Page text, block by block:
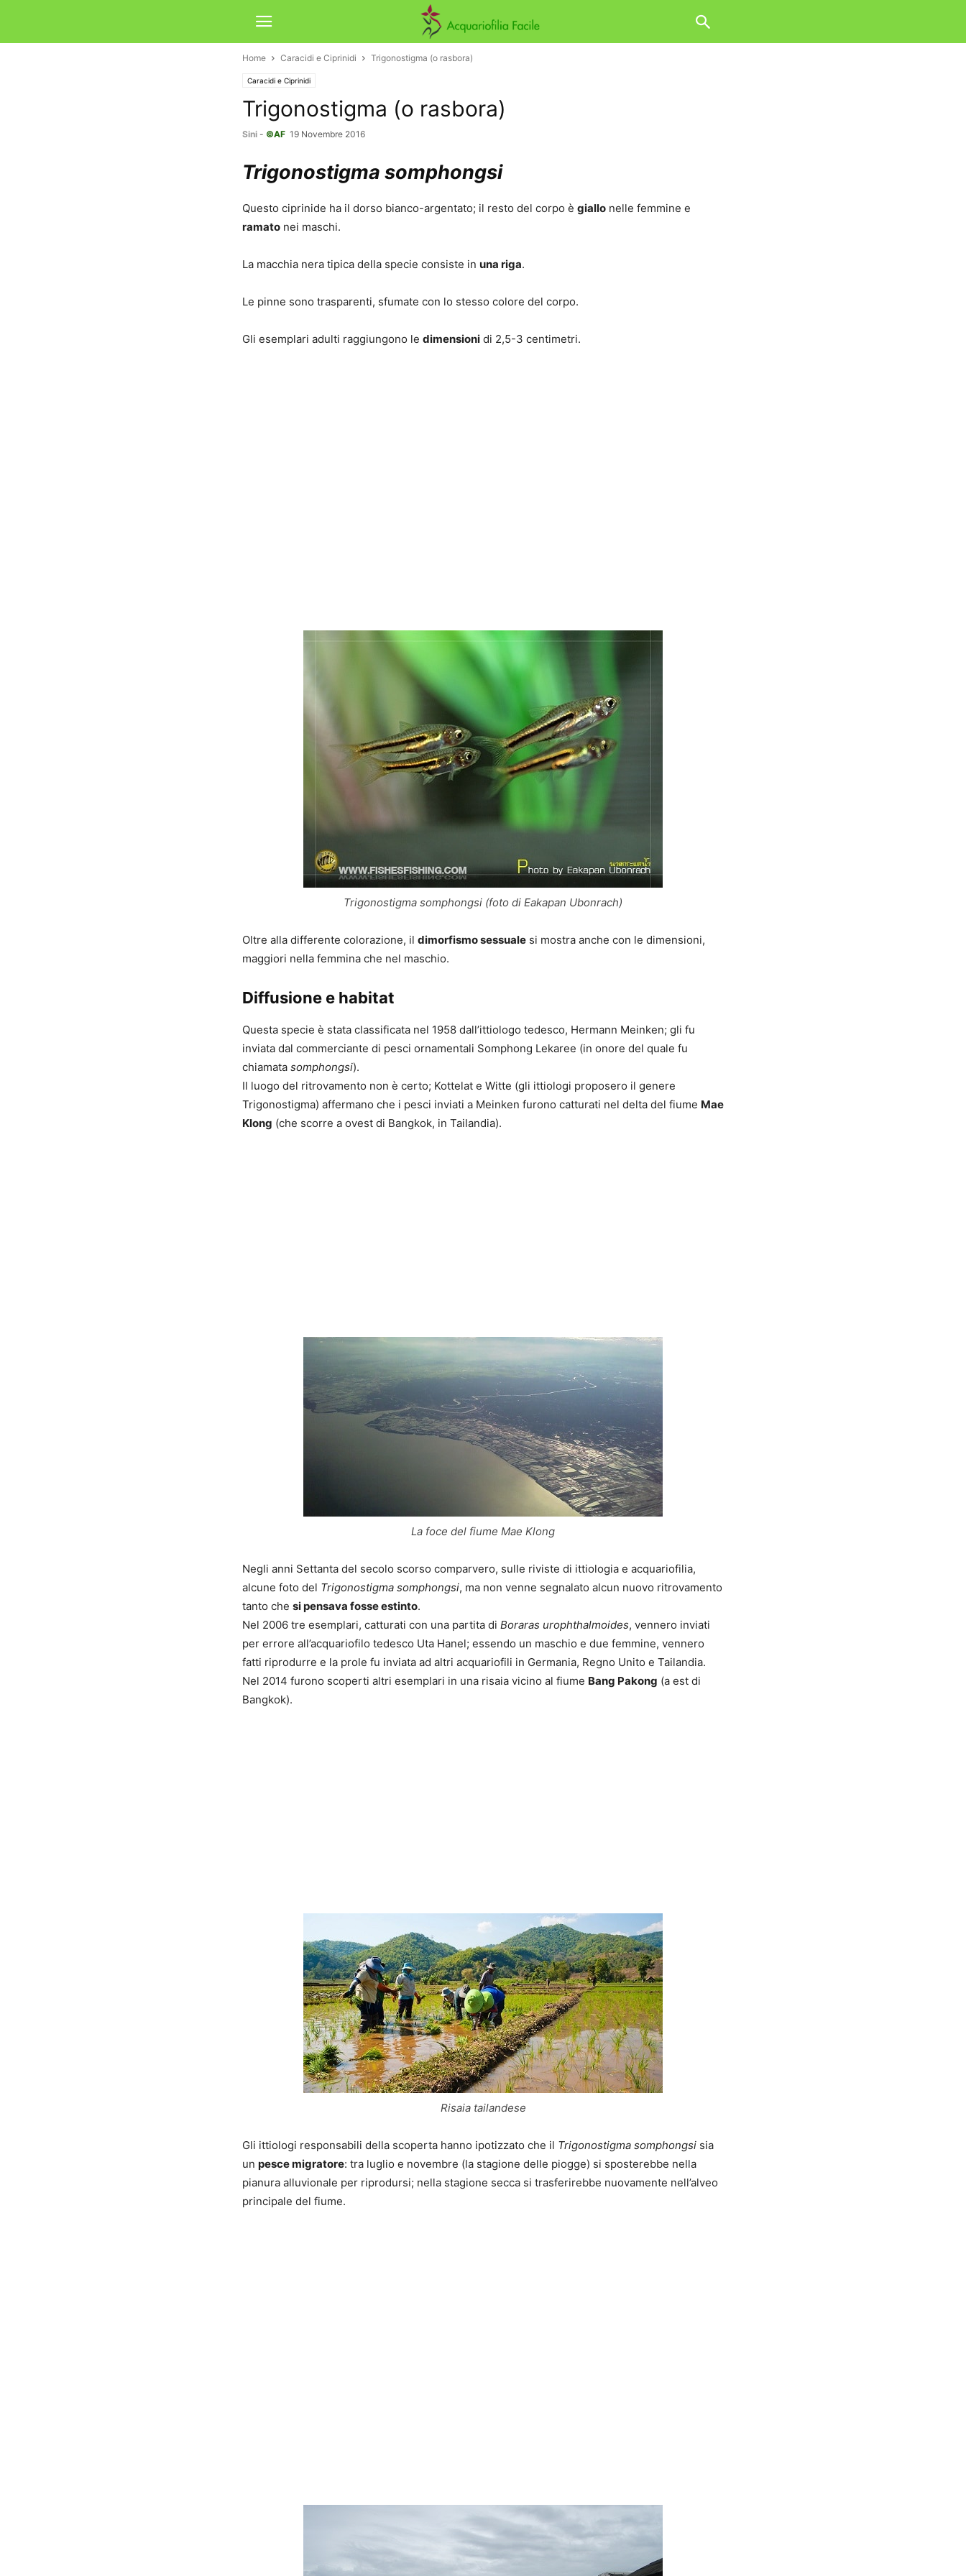
Home Caracidi e Ciprinidi Trigonostigma (o rasbora)
Caracidi e Ciprinidi
Trigonostigma (o rasbora)
Sini - ©AF 19 Novembre 2016
Trigonostigma somphongsi
Questo ciprinide ha il dorso bianco-argentato; il resto del corpo è giallo nelle femmine e
ramato nei maschi.
La macchia nera tipica della specie consiste in una riga.
Le pinne sono trasparenti, sfumate con lo stesso colore del corpo.
Gli esemplari adulti raggiungono le dimensioni di 2,5-3 centimetri.
Trigonostigma somphongsi (foto di Eakapan Ubonrach)
Oltre alla differente colorazione, il dimorfismo sessuale si mostra anche con le dimensioni,
maggiori nella femmina che nel maschio.
Diffusione e habitat
Questa specie è stata classificata nel 1958 dall’ittiologo tedesco, Hermann Meinken; gli fu
inviata dal commerciante di pesci ornamentali Somphong Lekaree (in onore del quale fu
chiamata somphongsi).
Il luogo del ritrovamento non è certo; Kottelat e Witte (gli ittiologi proposero il genere
Trigonostigma) affermano che i pesci inviati a Meinken furono catturati nel delta del fiume Mae
Klong (che scorre a ovest di Bangkok, in Tailandia).
La foce del fiume Mae Klong
Negli anni Settanta del secolo scorso comparvero, sulle riviste di ittiologia e acquariofilia,
alcune foto del Trigonostigma somphongsi, ma non venne segnalato alcun nuovo ritrovamento
tanto che si pensava fosse estinto.
Nel 2006 tre esemplari, catturati con una partita di Boraras urophthalmoides, vennero inviati
per errore all’acquariofilo tedesco Uta Hanel; essendo un maschio e due femmine, vennero
fatti riprodurre e la prole fu inviata ad altri acquariofili in Germania, Regno Unito e Tailandia.
Nel 2014 furono scoperti altri esemplari in una risaia vicino al fiume Bang Pakong (a est di
Bangkok).
Risaia tailandese
Gli ittiologi responsabili della scoperta hanno ipotizzato che il Trigonostigma somphongsi sia
un pesce migratore: tra luglio e novembre (la stagione delle piogge) si sposterebbe nella
pianura alluvionale per riprodursi; nella stagione secca si trasferirebbe nuovamente nell’alveo
principale del fiume.